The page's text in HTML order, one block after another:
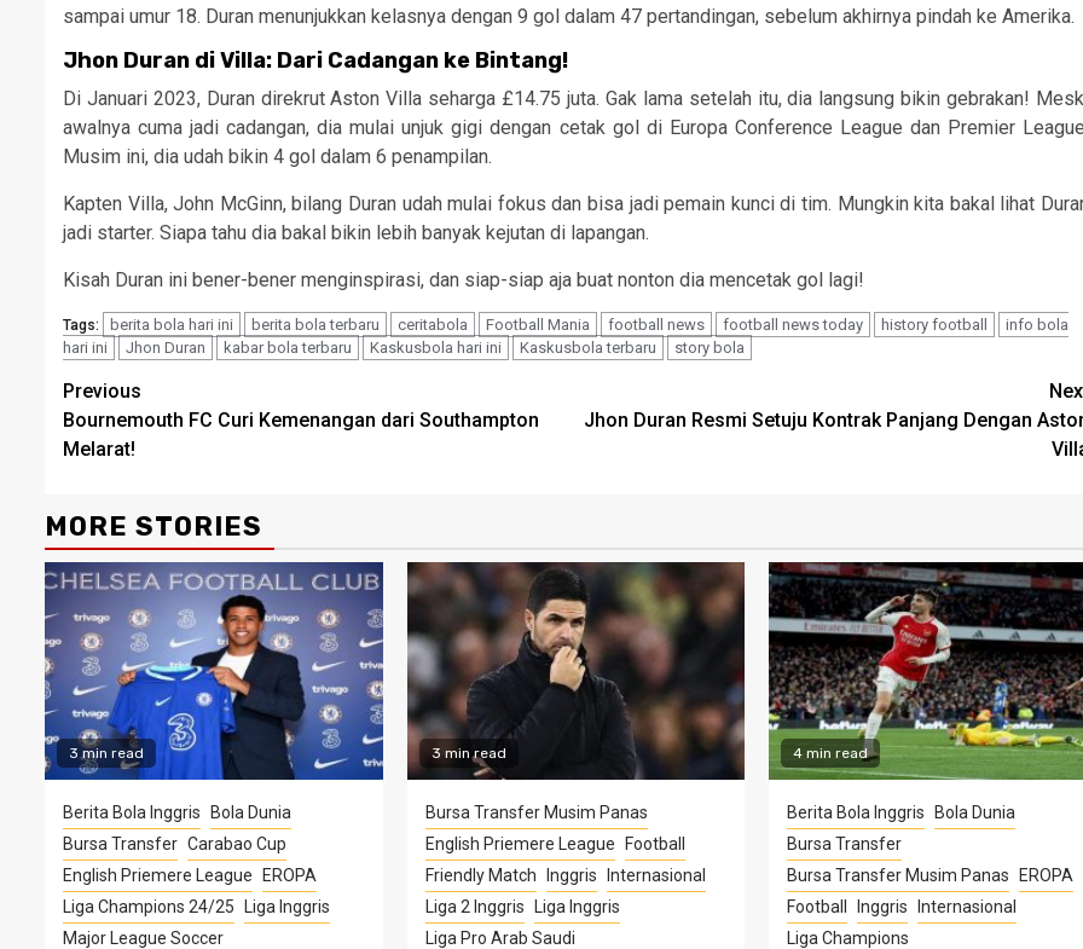
sampai umur 18. Duran menunjukkan kelasnya dengan 9 gol dalam 47 pertandingan, sebelum akhirnya pindah ke Amerika.
Jhon Duran di Villa: Dari Cadangan ke Bintang!
Di Januari 2023, Duran direkrut Aston Villa seharga £14.75 juta. Gak lama setelah itu, dia langsung bikin gebrakan!
awalnya cuma jadi cadangan, dia mulai unjuk gigi dengan cetak gol di Europa Conference League dan Premier
Musim ini, dia udah bikin 4 gol dalam 6 penampilan.
Kapten Villa, John McGinn, bilang Duran udah mulai fokus dan bisa jadi pemain kunci di tim. Mungkin kita bakal lihat
jadi starter. Siapa tahu dia bakal bikin lebih banyak kejutan di lapangan.
Kisah Duran ini bener-bener menginspirasi, dan siap-siap aja buat nonton dia mencetak gol lagi!
Tags: berita bola hari ini berita bola terbaru ceritabola Football Mania football news football news today history football
info bola
hari ini
Jhon Duran kabar bola terbaru Kaskusbola hari ini Kaskusbola terbaru story bola
Continue
Reading
Previous
Bournemouth FC Curi Kemenangan dari Southampton
Melarat!
Jhon Duran Resmi Setuju Kontrak Panjang Dengan
MORE STORIES
3 min read
Berita Bola Inggris
Bola Dunia
Bursa Transfer Carabao Cup
English Priemere League
EROPA
Liga Champions 24/25
Liga Inggris
Major League Soccer
3 min read
Bursa Transfer Musim Panas
English Priemere League
Football
Friendly Match
Inggris
Internasional
Liga 2 Inggris
Liga Inggris
Liga Pro Arab Saudi
4 min read
Berita Bola Inggris
Bola Dunia
Bursa Transfer
Bursa Transfer Musim Panas
EROPA
Football
Inggris
Internasional
Liga Champions